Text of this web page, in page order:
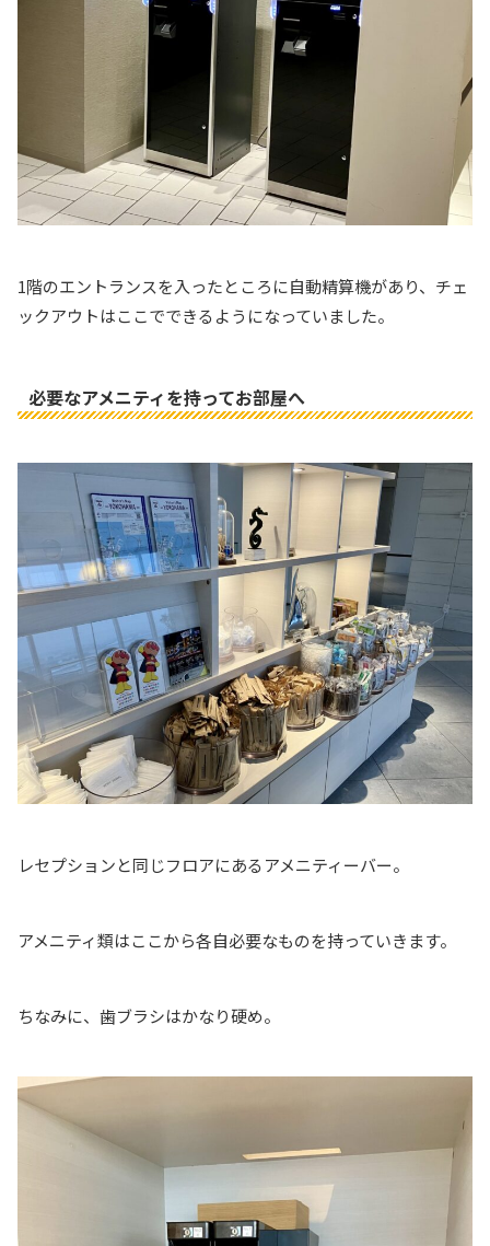
1階のエントランスを入ったところに自動精算機があり、チェ
ックアウトはここでできるようになっていました。
必要なアメニティを持ってお部屋へ
レセプションと同じフロアにあるアメニティーバー。
アメニティ類はここから各自必要なものを持っていきます。
ちなみに、歯ブラシはかなり硬め。